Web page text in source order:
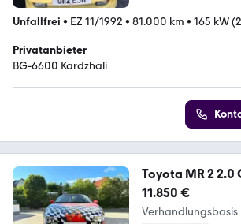
Unfallfrei • EZ 11/1992 • 81.000 km • 165 kW
Privatanbieter
BG-6600 Kardzhali
Toyota MR 2 2.0
11.850 €
Verhandlungsbasis